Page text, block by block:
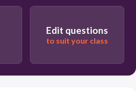
Edit questions
to suit your class